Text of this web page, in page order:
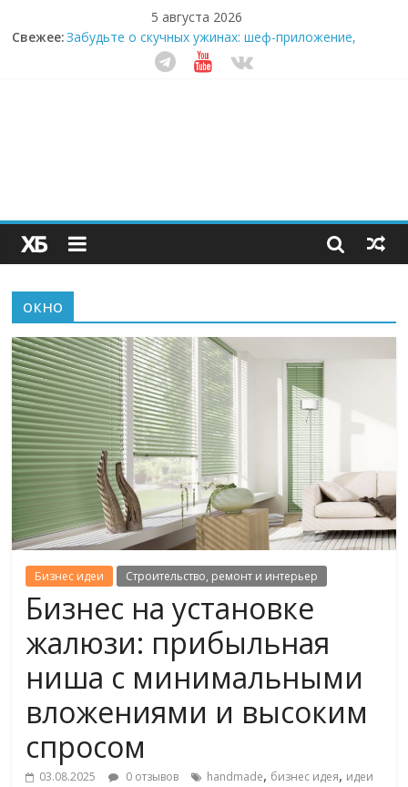
5 августа 2026
Свежее:Забудьте о скучных ужинах: шеф-приложение,
которое видит вашу еду насквозь
Небо зовёт: как бизнес на полётах дронов и
Секрет супергидратации: почему кокосовая вода с
пребиотиками становится главным трендом
здорового питания
окно
Бизнес идеи Строительство, ремонт и интерьер
Бизнес на установке
жалюзи: прибыльная
ниша с минимальными
вложениями и высоким
спросом
03.08.2025 0 отзывов handmade, бизнес идея, идеи